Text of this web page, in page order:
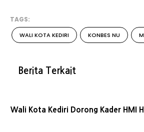
TAGS:
WALI KOTA KEDIRI KONBES NU
Berita Terkait
Wali Kota Kediri Dorong Kader HMI